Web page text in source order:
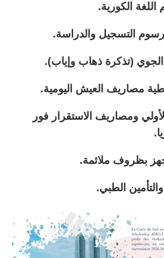
اللغة الكورية.
التسجيل والدراسة.
(تذكرة ذهاب وإياب).
مصاريف العيش اليومية.
ومصاريف الاستقرار فور
بظروف ملائمة.
الطبي.